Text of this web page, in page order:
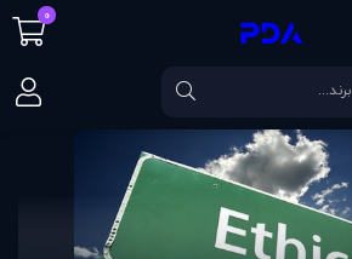
جايگاه اخلاق در آموزش و پرورش
0